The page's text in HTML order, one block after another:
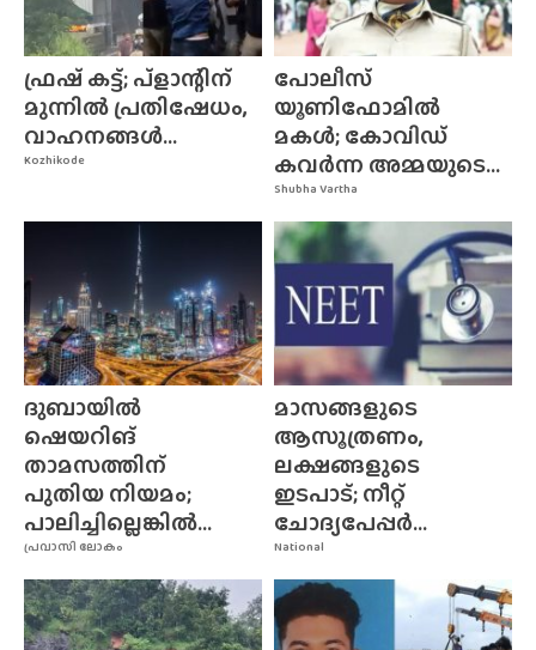
Kozhikode
ഫ്രഷ് കട്ട്; പ്ളാന്റിന്
മുന്നിൽ പ്രതിഷേധം,
വാഹനങ്ങൾ...
Shubha Vartha
പോലീസ്
യൂണിഫോമിൽ
മകൾ; കോവിഡ്
കവർന്ന അമ്മയുടെ...
പ്രവാസി ലോകം
ദുബായിൽ
ഷെയറിങ്
താമസത്തിന്
പുതിയ നിയമം;
പാലിച്ചില്ലെങ്കിൽ...
National
മാസങ്ങളുടെ
ആസൂത്രണം,
ലക്ഷങ്ങളുടെ
ഇടപാട്; നീറ്റ്
ചോദ്യപേപ്പർ...